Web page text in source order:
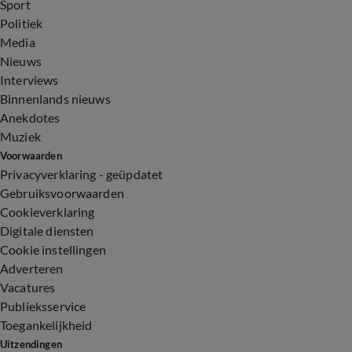
Sport
Politiek
Media
Nieuws
Interviews
Binnenlands nieuws
Anekdotes
Muziek
Voorwaarden
Privacyverklaring - geüpdatet
Gebruiksvoorwaarden
Cookieverklaring
Digitale diensten
Cookie instellingen
Adverteren
Vacatures
Publieksservice
Toegankelijkheid
Uitzendingen